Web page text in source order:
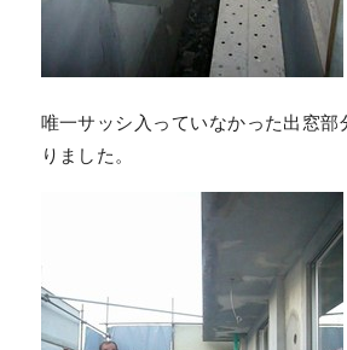
唯一サッシ入っていなかった出窓部
りました。